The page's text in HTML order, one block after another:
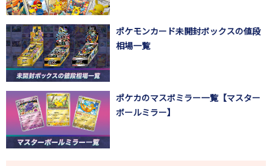
ポケモンカード未開封ボックスの値段
相場一覧
ポケカのマスボミラー一覧【マスター
ボールミラー】